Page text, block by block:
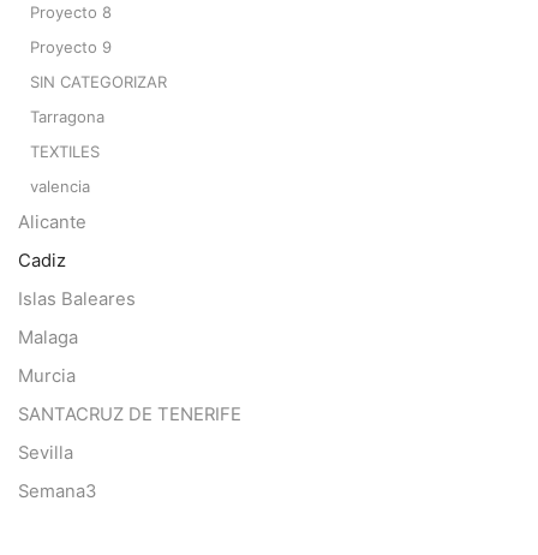
Proyecto 8
Proyecto 9
SIN CATEGORIZAR
Tarragona
TEXTILES
valencia
Alicante
Cadiz
Islas Baleares
Malaga
Murcia
SANTACRUZ DE TENERIFE
Sevilla
Semana3